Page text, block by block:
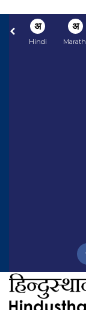
अ
Hindi
अ